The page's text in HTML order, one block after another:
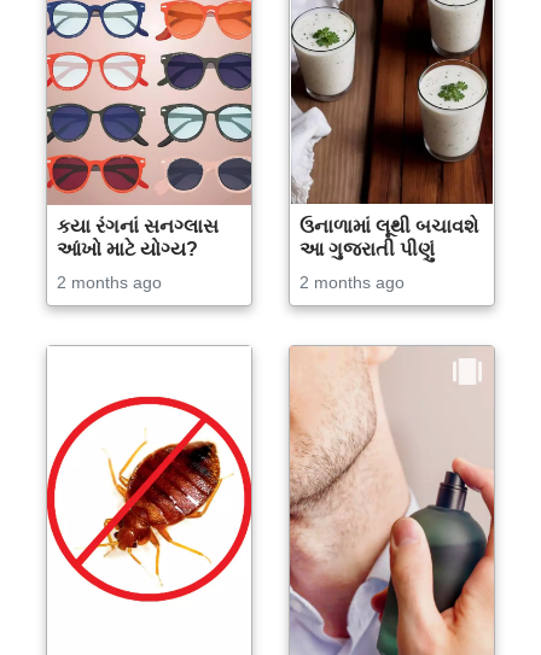
કયા રંગનાં સનગ્લાસ
આંખો માટે યોગ્ય?
2 months ago
ઉનાળામાં લૂથી બચાવશે
આ ગુજરાતી પીણું
2 months ago